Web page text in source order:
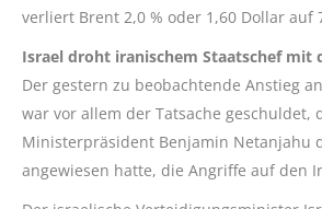
verliert Brent 2,0 % oder 1,60 Dollar auf
Israel droht iranischem Staatschef mit
Der gestern zu beobachtende Anstieg
war vor allem der Tatsache geschuldet,
Ministerpräsident Benjamin Netanjahu
angewiesen hatte, die Angriffe auf den